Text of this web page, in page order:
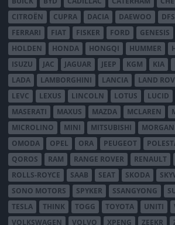
CITROËN
CUPRA DACIA DAEWOO
FERRARI
FIAT FISKER FORD GENESIS
HOLDEN
HONDA HONGQI HUMMER
ISUZU
JAC JAGUAR JEEP KGM KIA
LADA
LAMBORGHINI LANCIA LAND
LEVC
LEXUS LINCOLN LOTUS LUCID
MASERATI
MAXUS MAZDA MCLAREN
MICROLINO
MINI MITSUBISHI MORGAN
OMODA
OPEL ORA PEUGEOT
QOROS
RAM RANGE ROVER RENAULT
ROLLS-ROYCE
SAAB SEAT SKODA
SONO MOTORS
SPYKER SSANGYONG
TESLA
THINK TOGG TOYOTA UNITI
VOLKSWAGEN
VOLVO XPENG ZEEKR